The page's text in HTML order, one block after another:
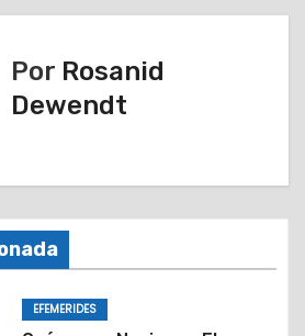
Por Rosanid
Dewendt
EFEMERIDES